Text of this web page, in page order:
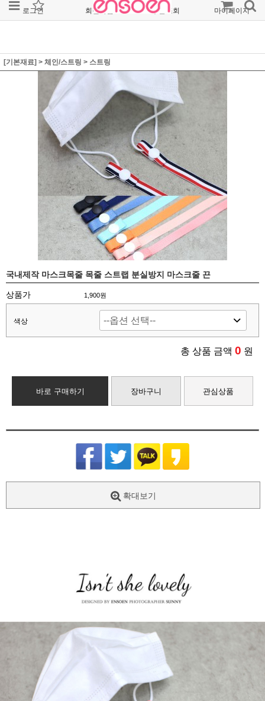
로그인 회원가입 주문조회 마이페이지
[기본재료] > 체인/스트링 > 스트링
국내제작 마스크목줄 목줄 스트랩 분실방지 마스크줄 끈
상품가 1,900원
색상
총 상품 금액 0 원
바로 구매하기 장바구니 관심상품
확대보기